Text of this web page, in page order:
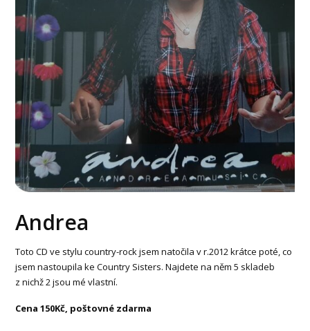
Andrea
Toto CD ve stylu country-rock jsem natočila v r.2012 krátce poté, co
jsem nastoupila ke Country Sisters. Najdete na něm 5 skladeb
z nichž 2 jsou mé vlastní.
Cena 150Kč, poštovné zdarma